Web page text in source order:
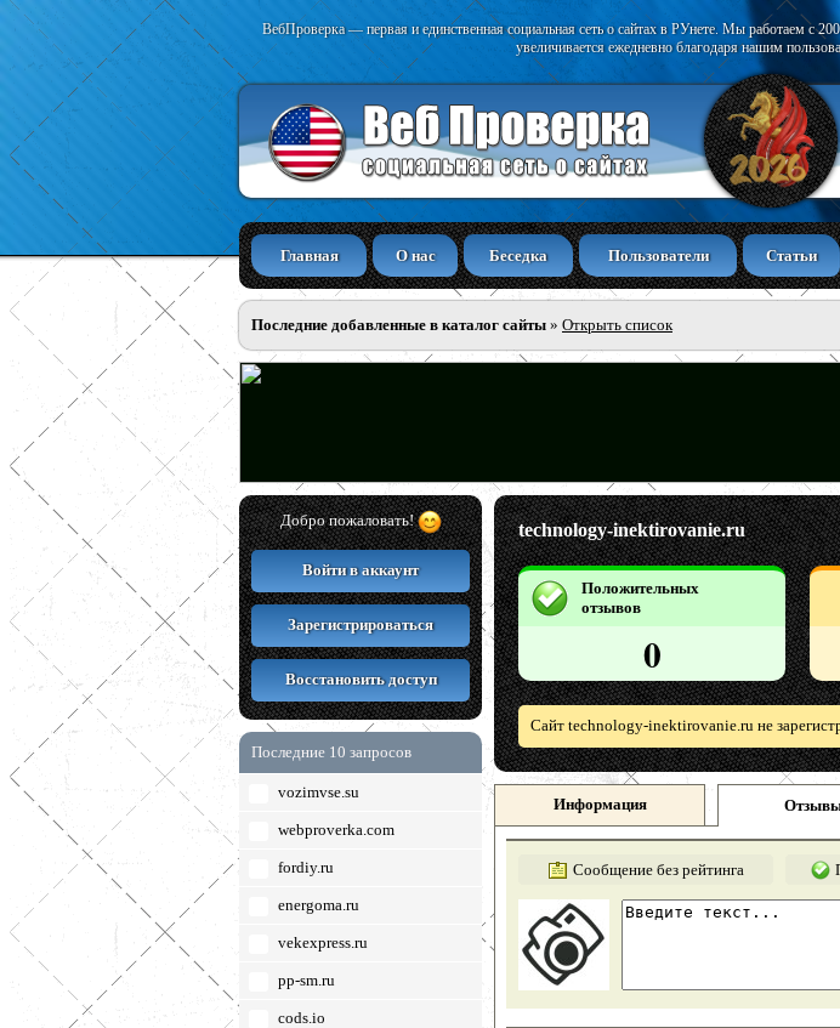
ВебПроверка — первая и единственная социальная сеть о сайтах в РУнете. Мы работаем с
увеличивается ежедневно благодаря нашим
Главная О нас Беседка Пользователи Статьи
Последние добавленные в каталог сайты » Открыть список
Добро пожаловать!
Войти в аккаунт
Зарегистрироваться
Восстановить доступ
Последние 10 запросов
vozimvse.su
webproverka.com
fordiy.ru
energoma.ru
vekexpress.ru
pp-sm.ru
cods.io
technology-inektirovanie.ru
Положительных
отзывов
0
Сайт technology-inektirovanie.ru не
Информация
Сообщение без рейтинга